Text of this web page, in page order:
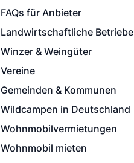
FAQs für Anbieter
Landwirtschaftliche Betriebe
Winzer & Weingüter
Vereine
Gemeinden & Kommunen
Wildcampen in Deutschland
Wohnmobilvermietungen
Wohnmobil mieten